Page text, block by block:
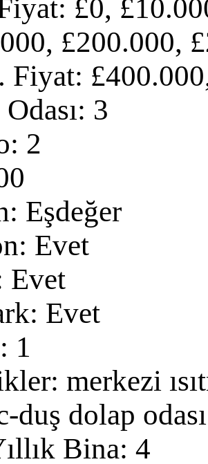
£0,
£200.000,
Fiyat:
3
2
Eşdeğer
Evet
Evet
Evet
1
merkezi
duş dolap
Bina: 4